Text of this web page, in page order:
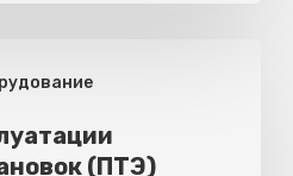
(ПТЭ)